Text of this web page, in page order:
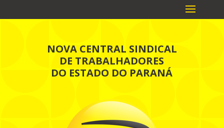
NOVA CENTRAL SINDICAL
DE TRABALHADORES
DO ESTADO DO PARANÁ